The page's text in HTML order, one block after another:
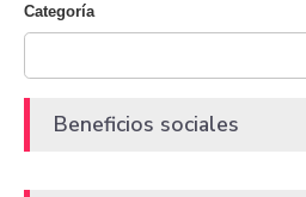
Categoría
Beneficios sociales